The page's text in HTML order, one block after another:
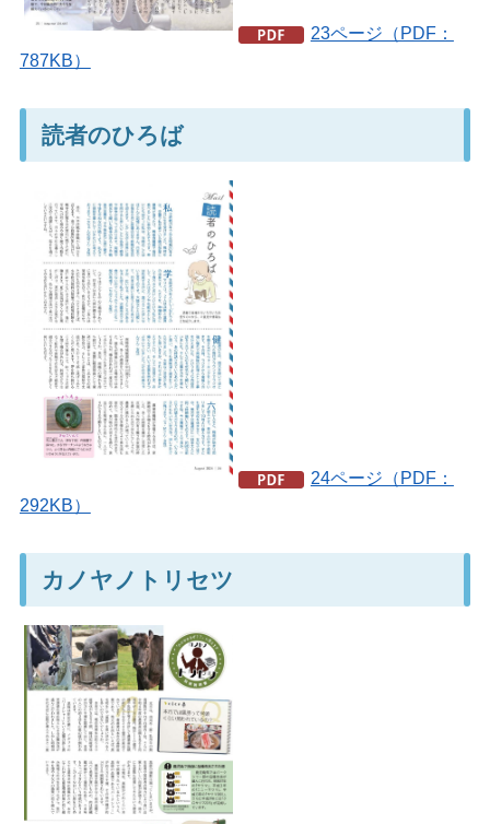
23ページ（PDF：
787KB）
読者のひろば
24ページ（PDF：
292KB）
カノヤノトリセツ